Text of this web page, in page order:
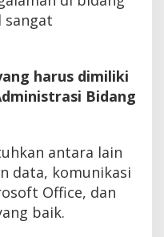
sangat
harus dimiliki
Bidang
antara lain
data, komunikasi
Office, dan
baik.